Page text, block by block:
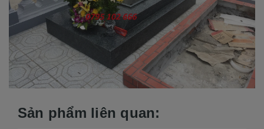
Sản phẩm liên quan: